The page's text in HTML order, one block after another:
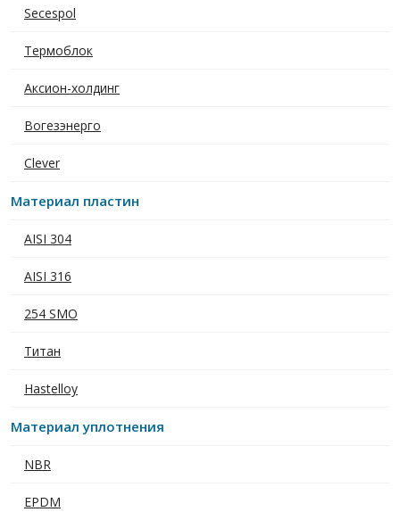
Secespol
Термоблок
Аксион-холдинг
Вогезэнерго
Clever
Материал пластин
AISI 304
AISI 316
254 SMO
Титан
Hastelloy
Материал уплотнения
NBR
EPDM